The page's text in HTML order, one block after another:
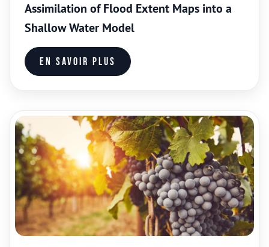
Assimilation of Flood Extent Maps into a
Shallow Water Model
En savoir plus